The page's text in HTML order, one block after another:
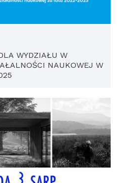
WYDZIAŁU W
NAUKOWEJ W